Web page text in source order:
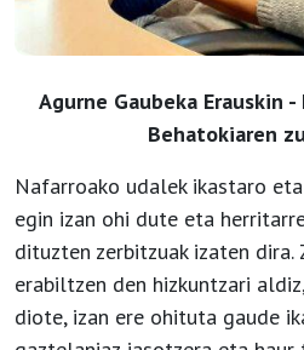
Agurne Gaubeka Erauskin -
Behatokiaren
Nafarroako udalek ikastaro
egin izan ohi dute eta
dituzten zerbitzuak izaten dira.
erabiltzen den hizkuntzari
diote, izan ere ohituta gaude